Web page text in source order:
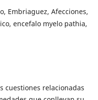
Embriaguez, Afecciones,
encefalo myelo pathia,
cuestiones relacionadas